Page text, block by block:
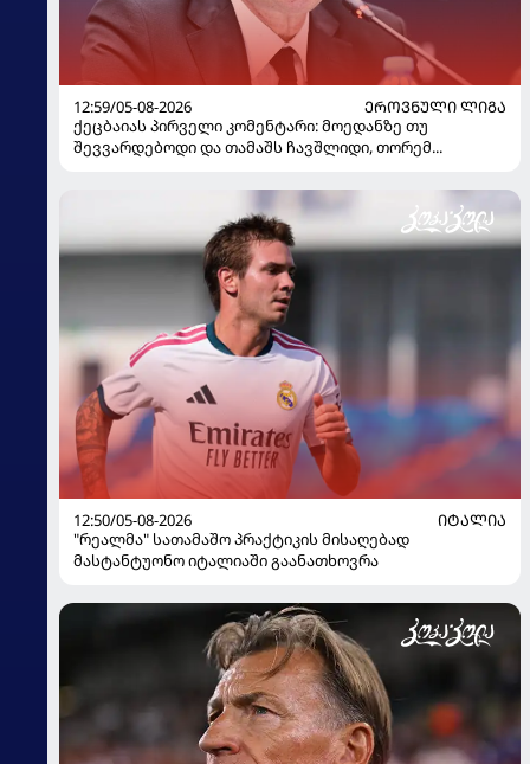
12:59/05-08-2026
ᲔᲠᲝᲕᲜᲣᲚᲘ ᲚᲘᲒᲐ
ქეცბაიას პირველი კომენტარი: მოედანზე თუ
შევვარდებოდი და თამაშს ჩავშლიდი, თორემ...
12:50/05-08-2026
ᲘᲢᲐᲚᲘᲐ
"რეალმა" სათამაშო პრაქტიკის მისაღებად
მასტანტუონო იტალიაში გაანათხოვრა